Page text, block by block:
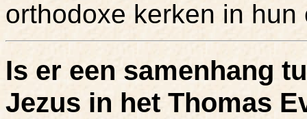
orthodoxe kerken in
Is er een samenhang
Jezus in het Thomas